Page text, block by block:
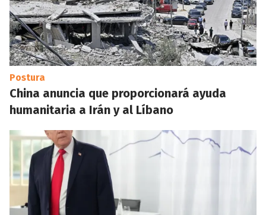
Postura
China anuncia que proporcionará ayuda
humanitaria a Irán y al Líbano